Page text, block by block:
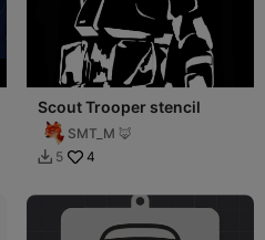
Scout Trooper stencil
SMT_M 🦊
 5 4